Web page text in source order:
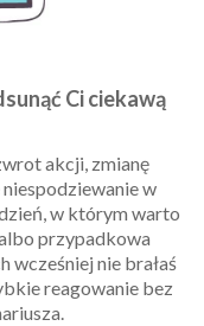
Ci ciekawą
akcji, zmianę
w
w którym warto
przypadkowa
nie brałaś
reagowanie bez